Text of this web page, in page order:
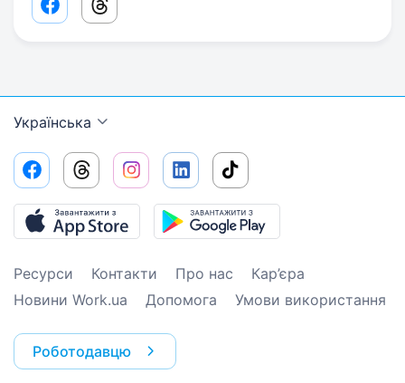
Facebook share link
Threads share link
Українська
Ресурси Контакти Про нас
Кар’єра
Новини Work.ua
Допомога Умови використання
Роботодавцю